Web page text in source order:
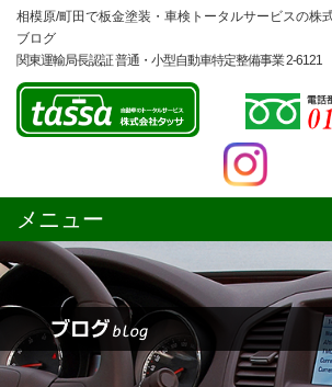
相模原/町田で板金塗装・車検トータルサービスの株
ブログ
関東運輸局長認証 普通・小型自動車特定整備事業 2-6121
メニュー